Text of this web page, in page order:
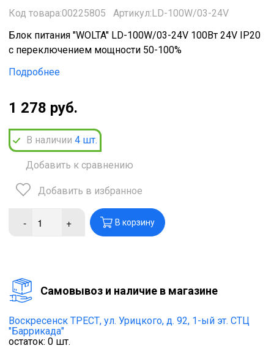
Код товара:00225805
Артикул:LD-100W/03-24V
Блок питания "WOLTA" LD-100W/03-24V 100Вт 24V IP20
с переключением мощности 50-100%
Подробнее
1 278 руб.
В наличии 4 шт.
Добавить к сравнению
Добавить в избранное
- + В корзину
Cамовывоз и наличие в магазине
Воскресенск ТРЕСТ, ул. Урицкого, д. 92, 1-ый эт. СТЦ
"Баррикада"
остаток: 0 шт.